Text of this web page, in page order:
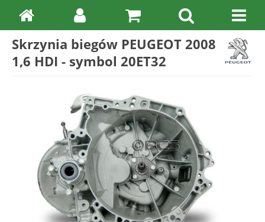
Skrzynia biegów PEUGEOT 2008
1,6 HDI - symbol 20ET32